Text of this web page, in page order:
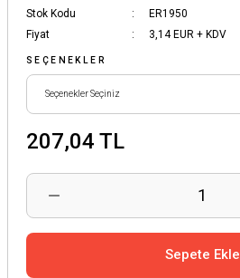
Stok Kodu
ER1950
Fiyat
3,14 EUR + KDV
SEÇENEKLER
207,04 TL
Sepete Ekle